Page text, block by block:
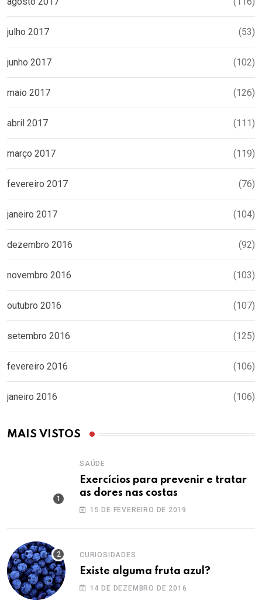
julho 2017 (53)
junho 2017 (102)
maio 2017 (126)
abril 2017 (111)
março 2017 (119)
fevereiro 2017 (76)
janeiro 2017 (104)
dezembro 2016 (92)
novembro 2016 (103)
outubro 2016 (107)
setembro 2016 (125)
fevereiro 2016 (106)
janeiro 2016 (106)
MAIS VISTOS
SAÚDE
Exercícios para prevenir e tratar
as dores nas costas
15 DE FEVEREIRO DE 2019
CURIOSIDADES
Existe alguma fruta azul?
14 DE DEZEMBRO DE 2016